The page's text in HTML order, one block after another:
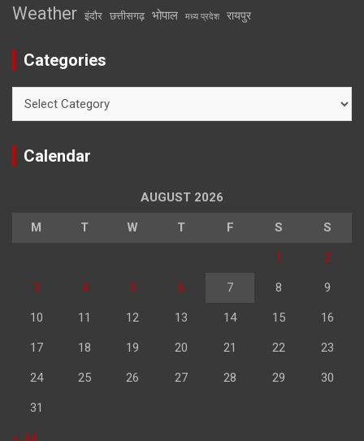
Weather इंदौर छत्तीसगढ़ भोपाल मध्य प्रदेश रायपुर
Categories
Calendar
AUGUST 2026
M T W T F S S
1 2
3 4 5 6 7 8 9
10 11 12 13 14 15 16
17 18 19 20 21 22 23
24 25 26 27 28 29 30
31
« Jul